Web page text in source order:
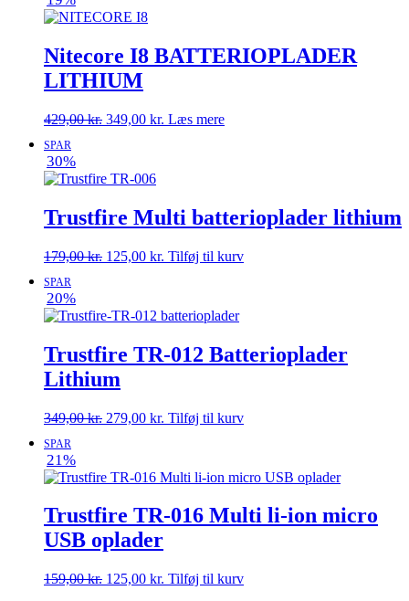
239,00 kr..
Nitecore I8 BATTERIOPLADER
LITHIUM
429,00kr. Den
429,00 kr..
349,00 kr. Den
Læs mere
SPAR
30%
Trustfire Multi batterioplader lithium
179,00kr. Den
179,00 kr..
125,00 kr. Den
125,00 kr..
Tilføj til kurv
SPAR
20%
Trustfire TR-012 Batterioplader
Lithium
349,00kr. Den
349,00 kr..
279,00 kr. Den
279,00 kr..
Tilføj til kurv
SPAR
21%
Trustfire TR-016 Multi li-ion micro
USB oplader
159,00kr. Den
125,00 kr. Den
Tilføj til kurv